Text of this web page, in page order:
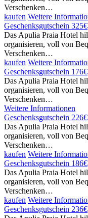
Verschenken…
kaufen Weitere
Geschenksgutschein 325€
Das Apulia Praia Hotel
organisieren, voll von
Verschenken…
kaufen Weitere
Geschenksgutschein 176€
Das Apulia Praia Hotel
organisieren, voll von
Verschenken…
Weitere Informationen
Geschenksgutschein 226€
Das Apulia Praia Hotel
organisieren, voll von
Verschenken…
kaufen Weitere
Geschenksgutschein 186€
Das Apulia Praia Hotel
organisieren, voll von
Verschenken…
kaufen Weitere
Geschenksgutschein 236€